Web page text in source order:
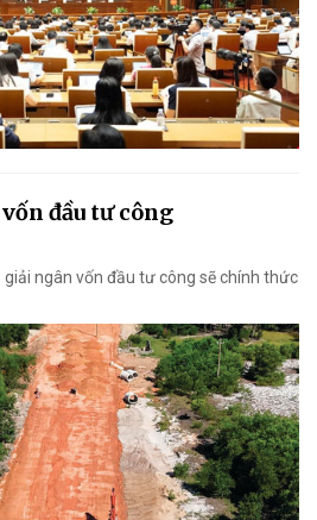
đầu tư công
ngân vốn đầu tư công sẽ chính thức